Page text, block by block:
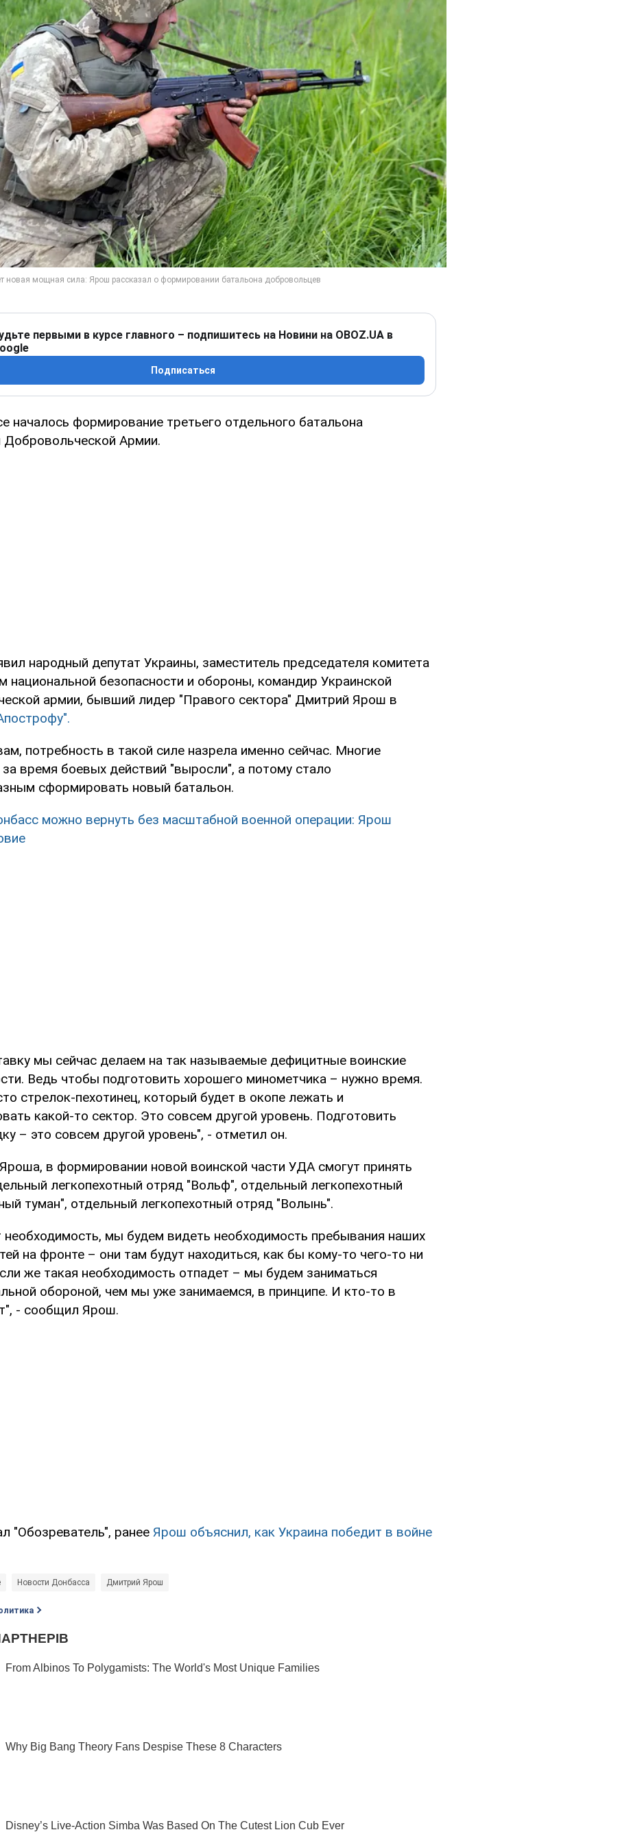
первыми в курсе главного – подпишитесь на Новини на OBOZ.UA в
Подписаться
началось формирование третьего отдельного батальона
Добровольческой Армии.
народный депутат Украины, заместитель председателя комитета
национальной безопасности и обороны, командир Украинской
армии, бывший лидер "Правого сектора" Дмитрий Ярош в
потребность в такой силе назрела именно сейчас. Многие
время боевых действий "выросли", а потому стало
сформировать новый батальон.
можно вернуть без масштабной военной операции: Ярош
мы сейчас делаем на так называемые дефицитные воинские
Ведь чтобы подготовить хорошего минометчика – нужно время.
стрелок-пехотинец, который будет в окопе лежать и
какой-то сектор. Это совсем другой уровень. Подготовить
– это совсем другой уровень", - отметил он.
в формировании новой воинской части УДА смогут принять
легкопехотный отряд "Вольф", отдельный легкопехотный
туман", отдельный легкопехотный отряд "Волынь".
необходимость, мы будем видеть необходимость пребывания наших
на фронте – они там будут находиться, как бы кому-то чего-то ни
же такая необходимость отпадет – мы будем заниматься
обороной, чем мы уже занимаемся, в принципе. И кто-то в
- сообщил Ярош.
"Обозреватель", ранее Ярош объяснил, как Украина победит в войне
Новости Донбасса Дмитрий Ярош